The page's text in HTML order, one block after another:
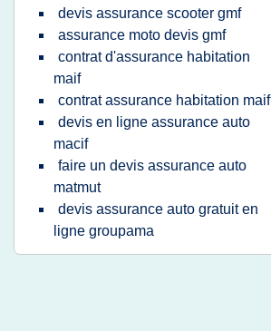
devis assurance scooter gmf
assurance moto devis gmf
contrat d'assurance habitation
maif
contrat assurance habitation maif
devis en ligne assurance auto
macif
faire un devis assurance auto
matmut
devis assurance auto gratuit en
ligne groupama